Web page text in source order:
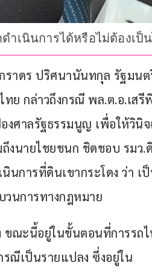
ดำเนินการได้หรือไม่ต้อง
ราดร ปริศนานันทกุล รัฐมนต
ย กล่าวถึงกรณี พล.ต.อ.เสรี
งศาลรัฐธรรมนูญ เพื่อให้วินิ
งนายไชยชนก ชิดชอบ รมว.
นการที่ดินเขากระโดง ว่า เ
วนการทางกฎหมาย
ขณะนี้อยู่ในขั้นตอนที่การรถ
ณีเป็นรายแปลง ซึ่งอยู่ใน